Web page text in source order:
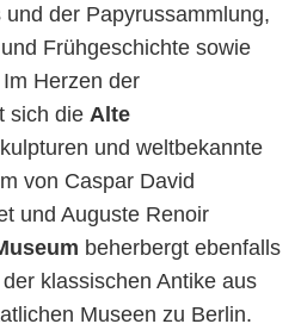
der Papyrussammlung,
Frühgeschichte sowie
Herzen der
sich die Alte
und weltbekannte
von Caspar David
und Auguste Renoir
beherbergt ebenfalls
klassischen Antike aus
Museen zu Berlin.